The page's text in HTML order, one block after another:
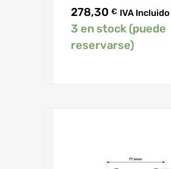
278,30 € IVA Incluido
3 en stock (puede
reservarse)